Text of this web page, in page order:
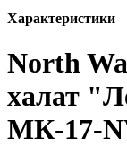
Характеристики
North
халат
МК-17-